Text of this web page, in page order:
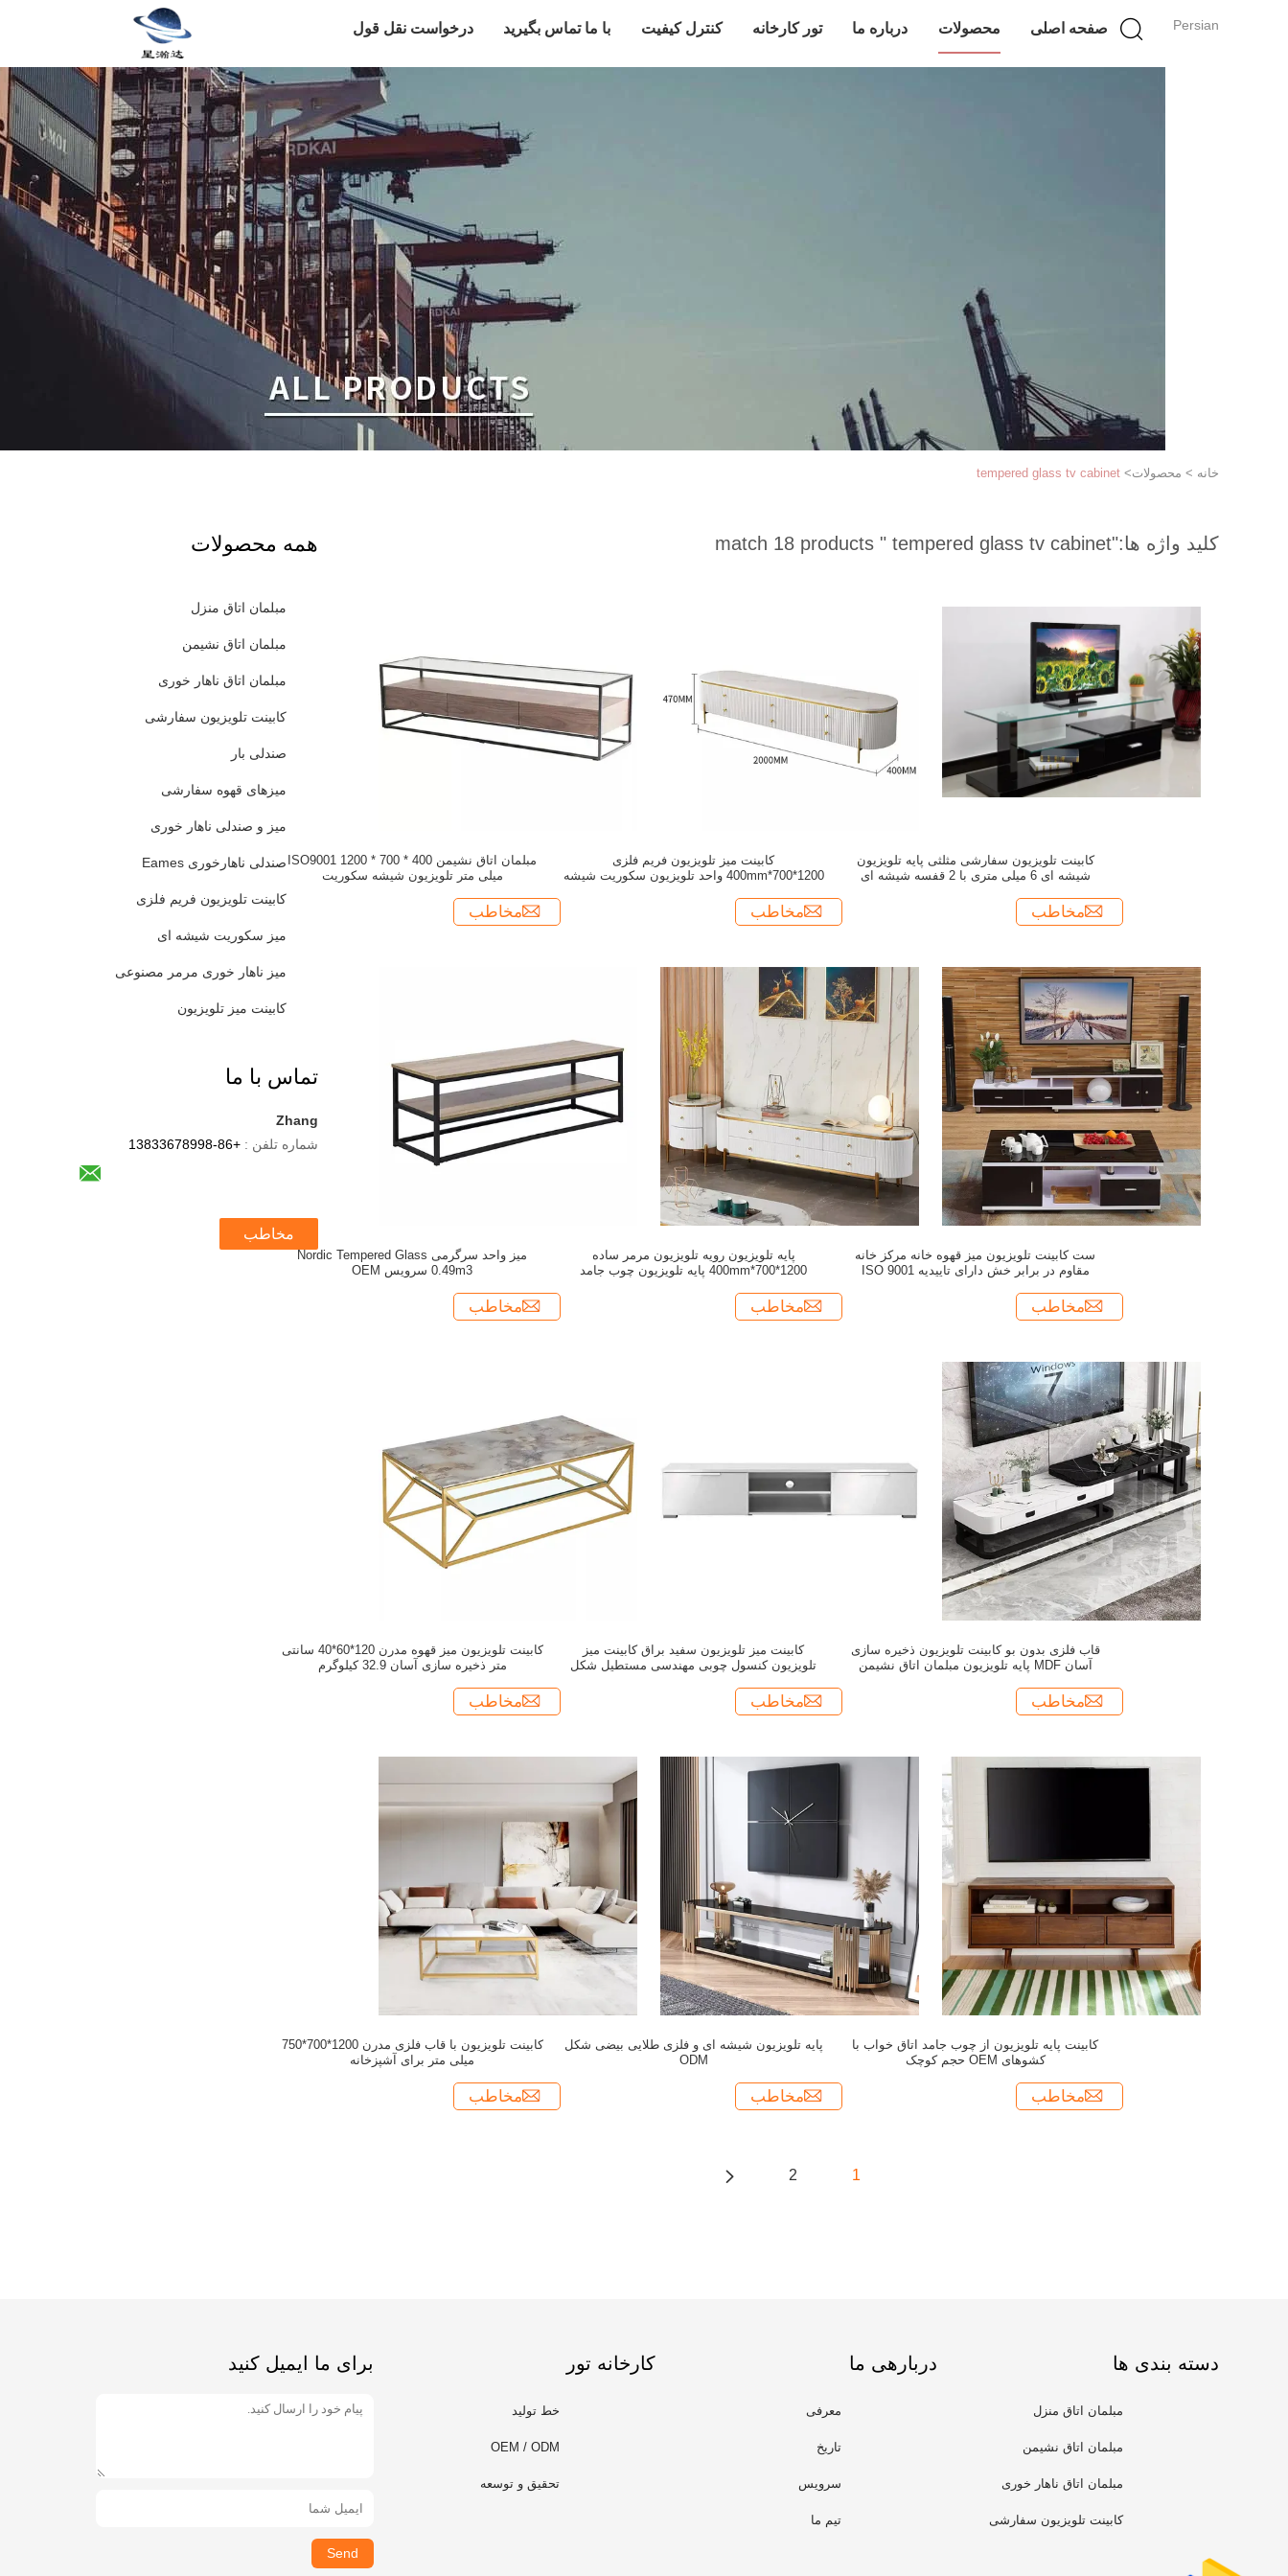
Persian صفحه اصلی محصولات درباره ما تور کارخانه کنترل کیفیت با ما تماس بگیرید درخواست نقل قول
خانه > محصولات>
tempered glass tv cabinet
همه محصولات
مبلمان اتاق منزل
مبلمان اتاق نشیمن
مبلمان اتاق ناهار خوری
کابینت تلویزیون سفارشی
صندلی بار
میزهای قهوه سفارشی
میز و صندلی ناهار خوری
صندلی ناهارخوری Eames
کابینت تلویزیون فریم فلزی
میز سکوریت شیشه ای
میز ناهار خوری مرمر مصنوعی
کابینت میز تلویزیون
تماس با ما
Zhang
شماره تلفن : +86-13833678998
مخاطب
کلید واژه ها:"tempered glass tv cabinet "
مبلمان اتاق نشیمن ISO9001 1200 * 700 * 400
میلی متر تلویزیون شیشه سکوریت
مخاطب
کابینت میز تلویزیون فریم فلزی
1200*700*400mm واحد تلویزیون سکوریت شیشه
مخاطب
کابینت تلویزیون سفارشی مثلثی پایه تلویزیون
شیشه ای 6 میلی متری با 2 قفسه شیشه ای
مخاطب
میز واحد سرگرمی Nordic Tempered Glass
0.49m3 سرویس OEM
مخاطب
پایه تلویزیون رویه تلویزیون مرمر ساده
1200*700*400mm پایه تلویزیون چوب جامد
مخاطب
ست کابینت تلویزیون میز قهوه خانه مرکز خانه
مقاوم در برابر خش دارای تاییدیه ISO 9001
مخاطب
کابینت تلویزیون میز قهوه مدرن 120*60*40 سانتی
متر ذخیره سازی آسان 32.9 کیلوگرم
مخاطب
کابینت میز تلویزیون سفید براق ‏کابینت میز
تلویزیون کنسول چوبی مهندسی مستطیل شکل
مخاطب
قاب فلزی بدون بو کابینت تلویزیون ذخیره سازی
آسان MDF پایه تلویزیون مبلمان اتاق نشیمن
مخاطب
کابینت تلویزیون با قاب فلزی مدرن 1200*700*750
میلی متر برای آشپزخانه
مخاطب
پایه تلویزیون شیشه ای و فلزی طلایی بیضی شکل
ODM
مخاطب
کابینت پایه تلویزیون از چوب جامد اتاق خواب با
کشوهای OEM حجم کوچک
مخاطب
1
2
دسته بندی ها
مبلمان اتاق منزل
مبلمان اتاق نشیمن
مبلمان اتاق ناهار خوری
کابینت تلویزیون سفارشی
دربارهی ما
معرفی
تاریخ
سرویس
تیم ما
کارخانه تور
خط تولید
OEM / ODM
تحقیق و توسعه
برای ما ایمیل کنید
Send